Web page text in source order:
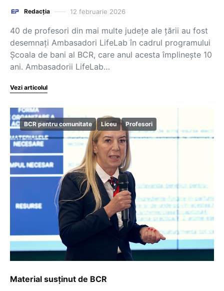
Redacția 12 februarie 2026
40 de profesori din mai multe județe ale țării au fost
desemnați Ambasadori LifeLab în cadrul programului
Școala de bani al BCR, care anul acesta împlinește 10
ani. Ambasadorii LifeLab…
Vezi articolul
BCR pentru comunitate Liceu Profesori
Material susținut de BCR